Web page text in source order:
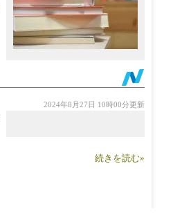
2024年8月27日 10時00分更新
続きを読む»